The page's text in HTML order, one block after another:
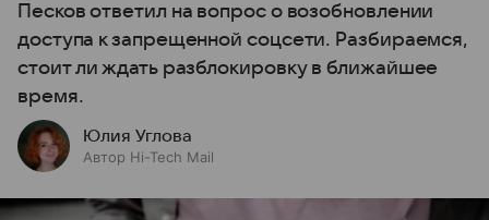
Песков ответил на вопрос о возобновлении
доступа к запрещенной соцсети. Разбираемся,
стоит ли ждать разблокировку в ближайшее
время.
Юлия Углова
Автор Hi-Tech Mail